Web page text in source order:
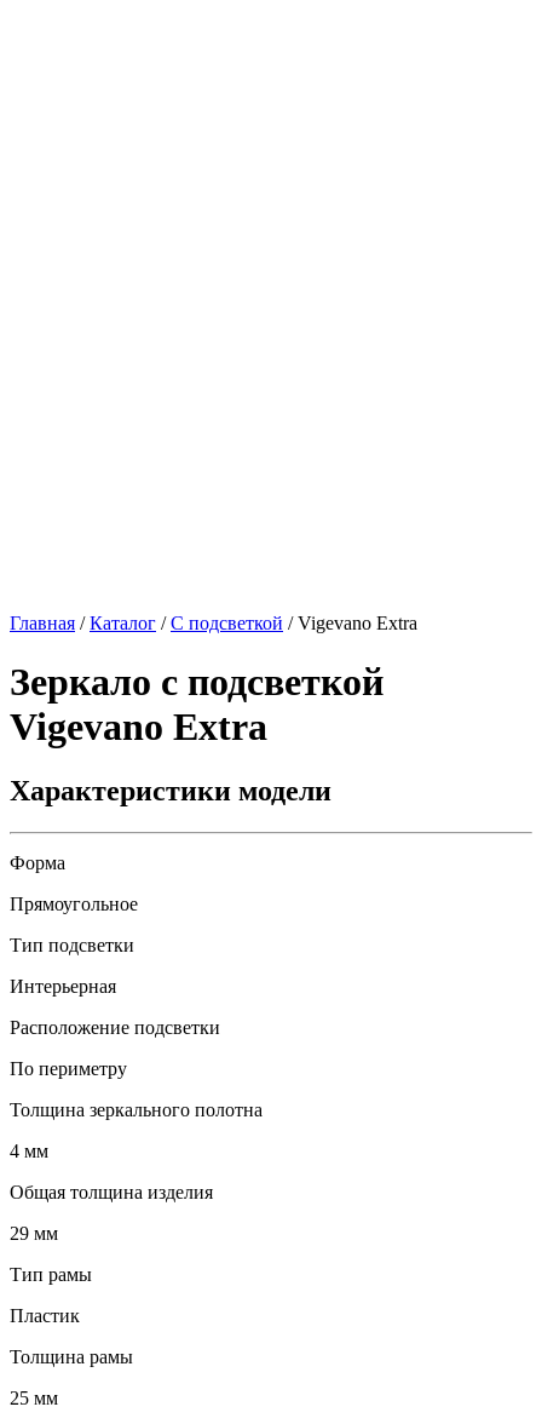
Главная /Каталог /С подсветкой /Vigevano Extra
Зеркало с подсветкой
Vigevano Extra
Характеристики модели
Форма
Прямоугольное
Тип подсветки
Интерьерная
Расположение подсветки
По периметру
Толщина зеркального полотна
4 мм
Общая толщина изделия
29 мм
Тип рамы
Пластик
Толщина рамы
25 мм